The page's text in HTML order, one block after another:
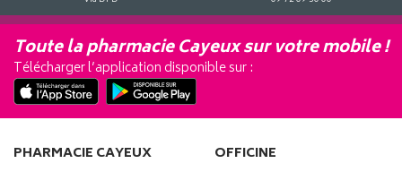
Toute la pharmacie Cayeux sur votre mobile !
Télécharger l’application disponible sur :
PHARMACIE CAYEUX OFFICINE